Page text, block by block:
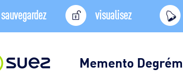
sauvegardez visualisez
Memento